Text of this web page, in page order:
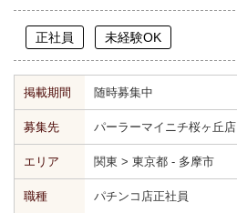
正社員 未経験OK
掲載期間 随時募集中
募集先 パーラーマイニチ桜ヶ丘店
エリア 関東 > 東京都 - 多摩市
職種 パチンコ店正社員